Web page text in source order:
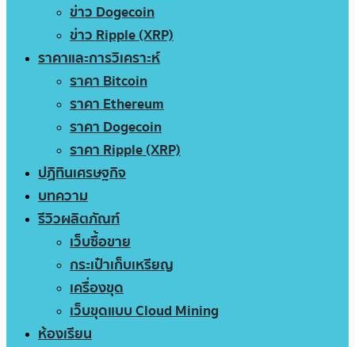
ข่าว Dogecoin
ข่าว Ripple (XRP)
ราคาและการวิเคราะห์
ราคา Bitcoin
ราคา Ethereum
ราคา Dogecoin
ราคา Ripple (XRP)
ปฏิทินเศรษฐกิจ
บทความ
รีวิวผลิตภัณฑ์
เว็บซื้อขาย
กระเป๋าเก็บเหรียญ
เครื่องขุด
เว็บขุดแบบ Cloud Mining
ห้องเรียน